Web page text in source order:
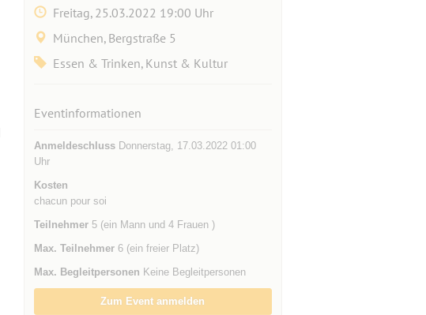
Freitag, 25.03.2022 19:00 Uhr
München, Bergstraße 5
Essen & Trinken, Kunst & Kultur
Eventinformationen
AnmeldeschlussDonnerstag, 17.03.2022 01:00
Uhr
Kosten
chacun pour soi
Teilnehmer5 (ein Mann und 4 Frauen )
Max. Teilnehmer6 (ein freier Platz)
Max. Begleitpersonen Keine Begleitpersonen
Zum Event anmelden